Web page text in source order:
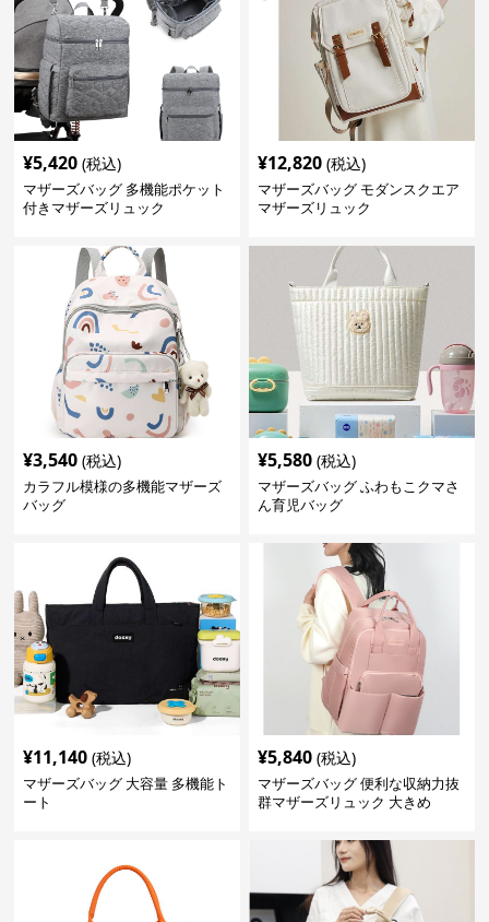
¥5,420 (税込)
マザーズバッグ 多機能ポケット
付きマザーズリュック
¥12,820 (税込)
マザーズバッグ モダンスクエア
マザーズリュック
¥3,540 (税込)
カラフル模様の多機能マザーズ
バッグ
¥5,580 (税込)
マザーズバッグ ふわもこクマさ
ん育児バッグ
¥11,140 (税込)
マザーズバッグ 大容量 多機能ト
ート
¥5,840 (税込)
マザーズバッグ 便利な収納力抜
群マザーズリュック 大きめ